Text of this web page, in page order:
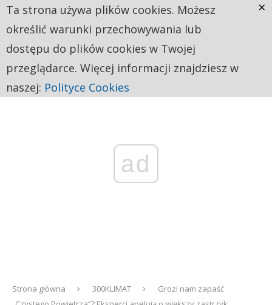
ad
Strona główna 300KLIMAT
Grozi nam zapaść
Ta strona używa plików cookies. Możesz
określić warunki przechowywania lub
dostępu do plików cookies w Twojej
przeglądarce. Więcej informacji znajdziesz w
naszej: Polityce Cookies
×